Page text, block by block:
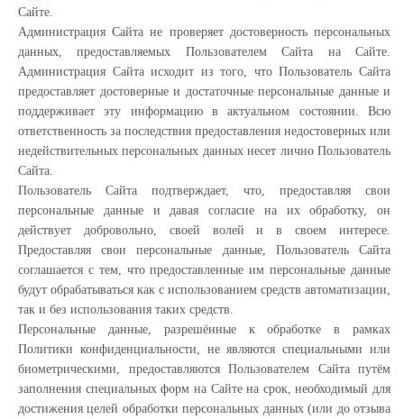
Сайте.
Администрация Сайта не проверяет достоверность персональных
данных, предоставляемых Пользователем Сайта на Сайте.
Администрация Сайта исходит из того, что Пользователь Сайта
предоставляет достоверные и достаточные персональные данные и
поддерживает эту информацию в актуальном состоянии. Всю
ответственность за последствия предоставления недостоверных или
недействительных персональных данных несет лично Пользователь
Сайта.
Пользователь Сайта подтверждает, что, предоставляя свои
персональные данные и давая согласие на их обработку, он
действует добровольно, своей волей и в своем интересе.
Предоставляя свои персональные данные, Пользователь Сайта
соглашается с тем, что предоставленные им персональные данные
будут обрабатываться как с использованием средств автоматизации,
так и без использования таких средств.
Персональные данные, разрешённые к обработке в рамках
Политики конфиденциальности, не являются специальными или
биометрическими, предоставляются Пользователем Сайта путём
заполнения специальных форм на Сайте на срок, необходимый для
достижения целей обработки персональных данных (или до отзыва